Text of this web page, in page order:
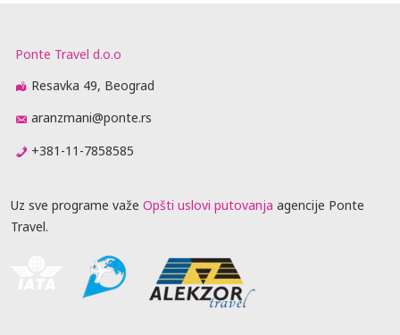
Ponte Travel d.o.o
Resavka 49, Beograd
aranzmani@ponte.rs
+381-11-7858585
Uz sve programe važe Opšti uslovi putovanja agencije Ponte
Travel.